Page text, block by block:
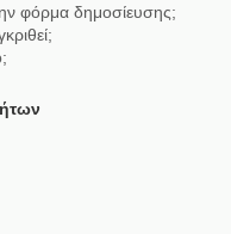
φόρμα δημοσίευσης;